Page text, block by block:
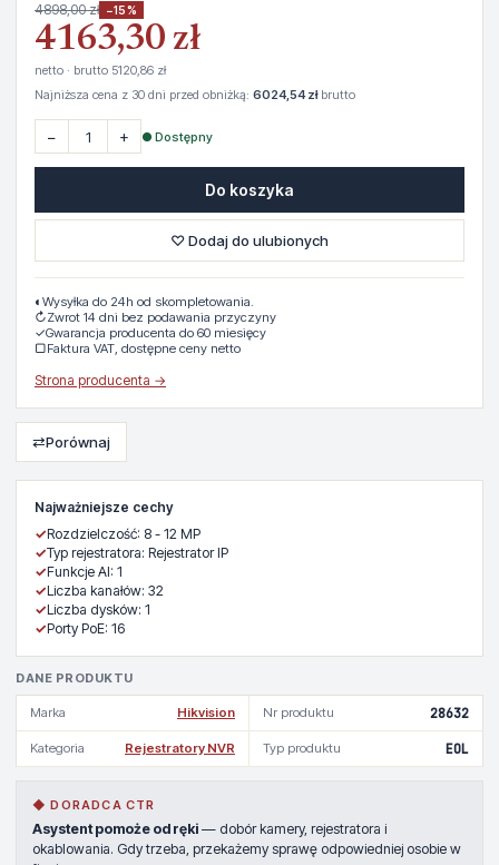
Najważniejsze cechy
✓Rozdzielczość: 8 - 12 MP
✓Typ rejestratora: Rejestrator IP
✓Funkcje AI: 1
✓Liczba kanałów: 32
✓Liczba dysków: 1
✓Porty PoE: 16
DANE PRODUKTU
Marka Hikvision Nr produktu 28632
Kategoria Rejestratory NVR Typ produktu EOL
◆ DORADCA CTR
Asystent pomoże od ręki — dobór kamery, rejestratora i
okablowania. Gdy trzeba, przekażemy sprawę odpowiedniej osobie w
4898,00 zł −15%
4163,30 zł
netto · brutto 5120,86 zł
Najniższa cena z 30 dni przed obniżką: 6024,54 złbrutto
− + ● Dostępny
Do koszyka
♡ Dodaj do ulubionych
◐ Wysyłka do 24h od skompletowania.
↻Zwrot 14 dni bez podawania przyczyny
✓Gwarancja producenta do 60 miesięcy
▢Faktura VAT, dostępne ceny netto
Strona producenta →
⇄Porównaj